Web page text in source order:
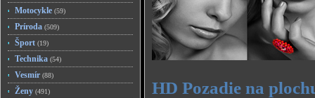
Motocykle (59)
Príroda (509)
Šport (19)
Technika (54)
Vesmír (88)
Ženy (491) HD Pozadie na